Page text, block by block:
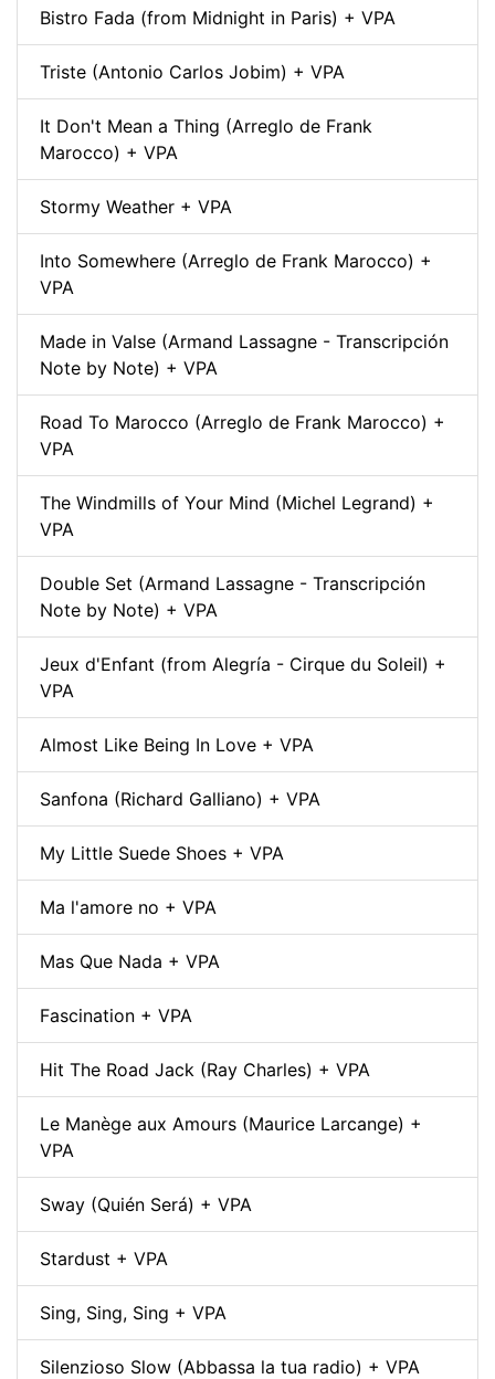
Bistro Fada (from Midnight in Paris) + VPA
Triste (Antonio Carlos Jobim) + VPA
It Don't Mean a Thing (Arreglo de Frank
Marocco) + VPA
Stormy Weather + VPA
Into Somewhere (Arreglo de Frank Marocco) +
VPA
Made in Valse (Armand Lassagne - Transcripción
Note by Note) + VPA
Road To Marocco (Arreglo de Frank Marocco) +
VPA
The Windmills of Your Mind (Michel Legrand) +
VPA
Double Set (Armand Lassagne - Transcripción
Note by Note) + VPA
Jeux d'Enfant (from Alegría - Cirque du Soleil) +
VPA
Almost Like Being In Love + VPA
Sanfona (Richard Galliano) + VPA
My Little Suede Shoes + VPA
Ma l'amore no + VPA
Mas Que Nada + VPA
Fascination + VPA
Hit The Road Jack (Ray Charles) + VPA
Le Manège aux Amours (Maurice Larcange) +
VPA
Sway (Quién Será) + VPA
Stardust + VPA
Sing, Sing, Sing + VPA
Silenzioso Slow (Abbassa la tua radio) + VPA